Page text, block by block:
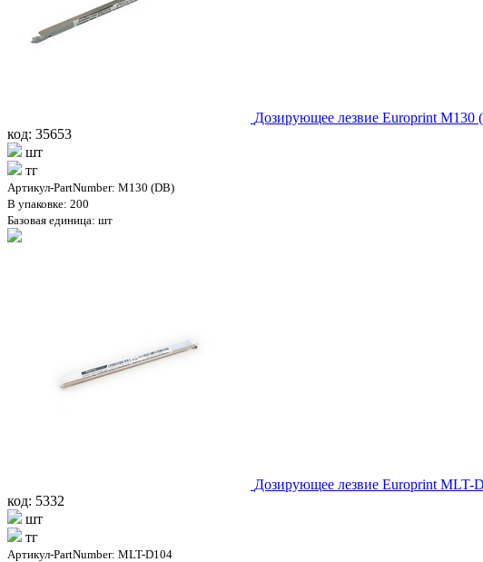
Дозирующее лезвие Europrint M130
код: 35653
шт
тг
Артикул-PartNumber: M130 (DB)
В упаковке: 200
Базовая единица: шт
Дозирующее лезвие Europrint MLT-
код: 5332
шт
тг
Артикул-PartNumber: MLT-D104